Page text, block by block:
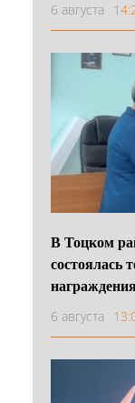
6 августа
В Тоцком
состоялась
6 августа